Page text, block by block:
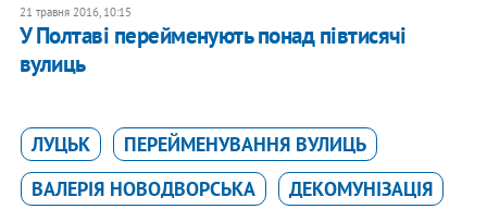
21 травня 2016, 10:15
У Полтаві перейменують понад півтисячі
вулиць
ЛУЦЬК
ПЕРЕЙМЕНУВАННЯ ВУЛИЦЬ
ВАЛЕРІЯ НОВОДВОРСЬКА
ДЕКОМУНІЗАЦІЯ